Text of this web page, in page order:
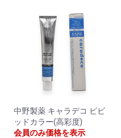
中野製薬 キャラデコ ビビ
ッドカラー(高彩度)
会員のみ価格を表示